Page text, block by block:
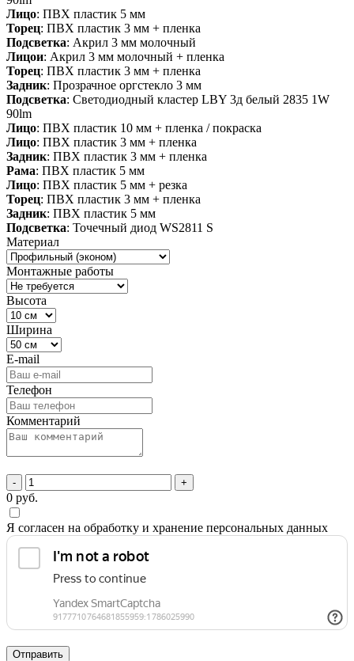
Лицо: ПВХ пластик 5 мм
Торец: ПВХ пластик 3 мм + пленка
Подсветка: Акрил 3 мм молочный
Лицои: Акрил 3 мм молочный + пленка
Торец: ПВХ пластик 3 мм + пленка
Задник: Прозрачное оргстекло 3 мм
Подсветка: Светодиодный кластер LBY 3д белый 2835 1W
90lm
Лицо: ПВХ пластик 10 мм + пленка / покраска
Лицо: ПВХ пластик 3 мм + пленка
Задник: ПВХ пластик 3 мм + пленка
Рама: ПВХ пластик 5 мм
Лицо: ПВХ пластик 5 мм + резка
Торец: ПВХ пластик 3 мм + пленка
Задник: ПВХ пластик 5 мм
Подсветка: Точечный диод WS2811 S
Материал
Монтажные работы
Высота
Ширина
E-mail
Телефон
Комментарий
- +
0 руб.
Я согласен на обработку и хранение персональных данных
Отправить